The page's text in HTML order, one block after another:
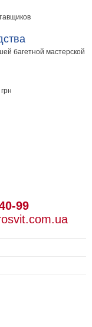
багетной мастерской
99